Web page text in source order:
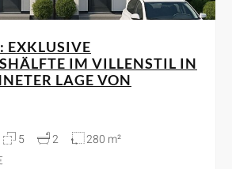
EXKLUSIVE
IM VILLENSTIL IN
LAGE VON
5 2
280 m²